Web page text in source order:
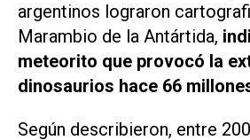
argentinos lograron
Marambio de la Antártida,
meteorito que provocó la
dinosaurios hace 66
Según describieron, entre